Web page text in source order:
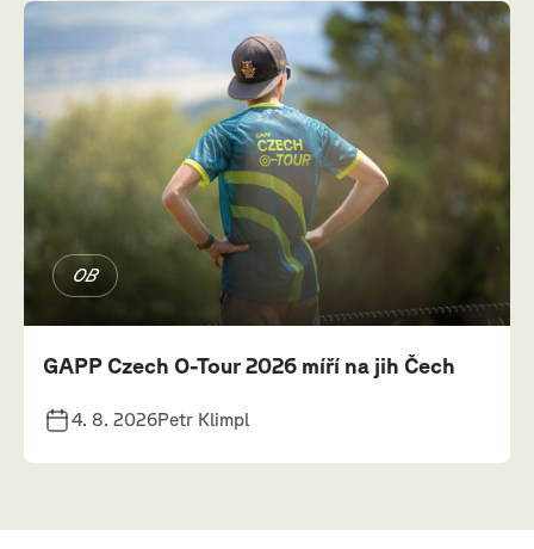
OB
GAPP Czech O-Tour 2026 míří na jih Čech
4. 8. 2026Petr Klimpl